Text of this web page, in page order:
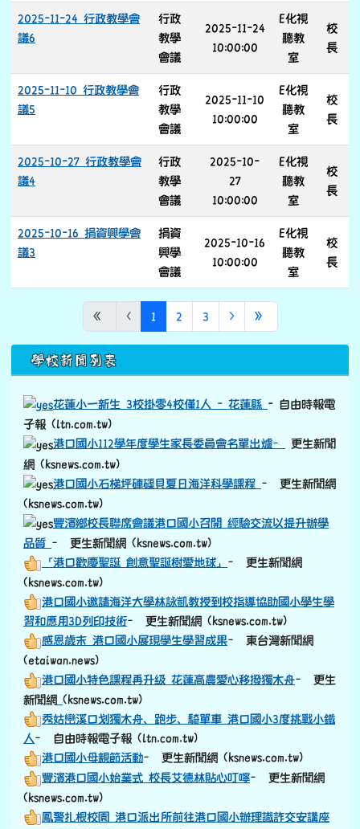
2025-11-24 行政教學會
議6
行政
教學
會議
2025-11-24
10:00:00
E化視
聽教
室
校
長
2025-11-10 行政教學會
議5
行政
教學
會議
2025-11-10
10:00:00
E化視
聽教
室
校
長
2025-10-27 行政教學會
議4
行政
教學
會議
2025-10-
27
10:00:00
E化視
聽教
室
校
長
2025-10-16 捐資興學會
議3
捐資
興學
會議
2025-10-16
10:00:00
E化視
聽教
室
校
長
« ‹ 1(目前頁次)
2 3 ›下一頁
»
下中區域內容
學校新聞列表
花蓮小一新生 3校掛零4校僅1人 - 花蓮縣 - 自由時報電
子報 (ltn.com.tw)
港口國小112學年度學生家長委員會名單出爐–
更生新聞
網 (ksnews.com.tw)
港口國小石梯坪硨磲貝夏日海洋科學課程 – 更生新聞網
(ksnews.com.tw)
豐濱鄉校長聯席會議港口國小召開 經驗交流以提升辦學
品質 – 更生新聞網 (ksnews.com.tw)
「港口歡慶聖誕 創意聖誕樹愛地球」 – 更生新聞網
(ksnews.com.tw)
港口國小邀請海洋大學林詠凱教授到校指導協助國小學生學
習和應用3D列印技術– 更生新聞網 (ksnews.com.tw)
感恩歲末 港口國小展現學生學習成果– 東台灣新聞網
(etaiwan.news)
港口國小特色課程再升級 花蓮高農愛心移撥獨木舟– 更生
新聞網 link to https://old.ksnews.com.tw/v2024052007/
(ksnews.com.tw)
秀姑巒溪口划獨木舟、跑步、騎單車 港口國小3度挑戰小鐵
人– 自由時報電子報 (ltn.com.tw)
港口國小母親節活動– 更生新聞網 (ksnews.com.tw)
豐濱港口國小始業式 校長艾德林貼心叮嚀– 更生新聞網
(ksnews.com.tw)
鳳警扎根校園 港口派出所前往港口國小辦理識詐交安講座